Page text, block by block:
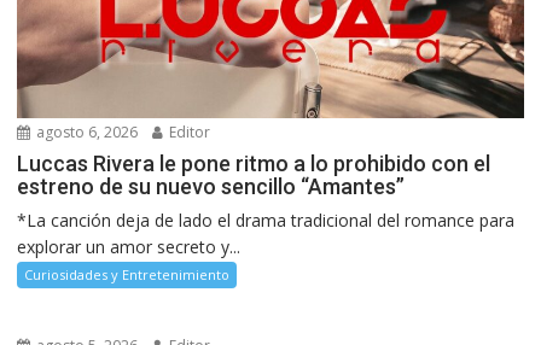
agosto 6, 2026 Editor
Luccas Rivera le pone ritmo a lo prohibido con el
estreno de su nuevo sencillo “Amantes”
*La canción deja de lado el drama tradicional del romance para
explorar un amor secreto y...
Curiosidades y Entretenimiento